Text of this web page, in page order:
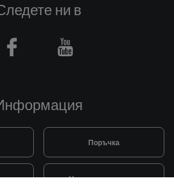
Поръчка
Начини на плащане
ни в
Facebook Youtube